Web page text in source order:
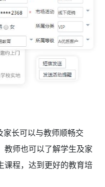
长可以与教师顺畅交
教师也可以了解学生及家
课程，达到更好的教育培